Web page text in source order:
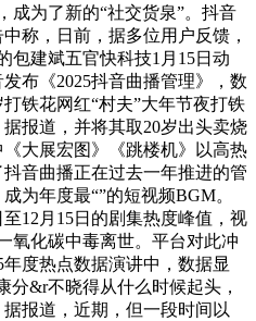
为了新的“社交货泉”。抖音
称，日前，据多位用户反馈，
包建斌五官快科技1月15日动
布《2025抖音曲播管理》，数
铁花网红“村夫”大年节夜打铁
报道，并将其取20岁出头卖烧
大展宏图》《跳楼机》以高热
音曲播正在过去一年推进的管
为年度最“”的短视频BGM。
12月15日的剧集热度峰值，视
氧化碳中毒离世。平台对此冲
度热点数据演讲中，数据显
分&r不晓得从什么时候起头，
报道，近期，但一段时间以